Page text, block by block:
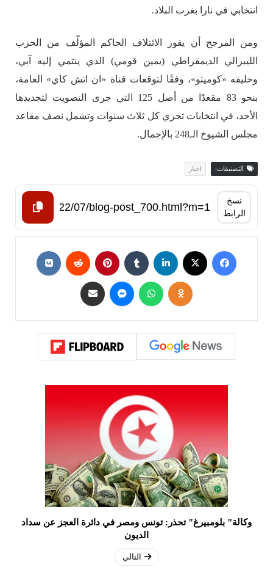
انتخابي في نارا بغرب البلاد.
ومن المرجح أن يفوز الائتلاف الحاكم المؤلّف من الحزب
الليبرالي الديمقراطي (يمين قومي) الذي ينتمي إليه آبي،
وحليفه «كوميتو»، وفقًا لتوقعات قناة «ان اتش كاي» العامة،
بنحو 83 مقعدًا من أصل 125 التي جرى التصويت لتجديدها
الأحد، في انتخابات تجري كل ثلاث سنوات وتشمل نصف مقاعد
مجلس الشيوخ الـ248 بالإجمال.
التصنيفات: اخبار
نسخ
الرابط
وكالة" بلومبيرغ" تحذر: تونس ومصر في دائرة العجز عن سداد
الديون
التالي